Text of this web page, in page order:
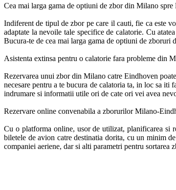
Cea mai larga gama de optiuni de zbor din Milano
Indiferent de tipul de zbor pe care il cauti, fie ca este
adaptate la nevoile tale specifice de calatorie. Cu
Bucura-te de cea mai larga gama de optiuni de zboruri
Asistenta extinsa pentru o calatorie fara probleme din
Rezervarea unui zbor din Milano catre Eindhoven
necesare pentru a te bucura de calatoria ta, in loc sa
indrumare si informatii utile ori de cate ori vei avea
Rezervare online convenabila a zborurilor Milano-
Cu o platforma online, usor de utilizat, planificarea si
biletele de avion catre destinatia dorita, cu un minim
companiei aeriene, dar si alti parametri pentru